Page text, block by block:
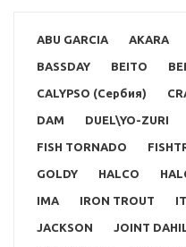
ABU GARCIA AKARA
BASSDAY BEITO
CALYPSO (Сербия)
DAM DUEL\YO-ZURI
FISH TORNADO
GOLDY HALCO
IMA IRON TROUT
JACKSON JOINT